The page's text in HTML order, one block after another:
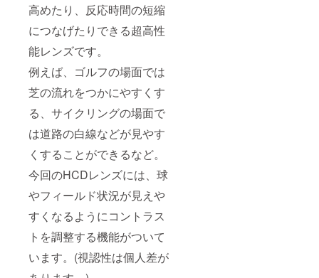
高めたり、反応時間の短縮
につなげたりできる超高性
能レンズです。
例えば、ゴルフの場面では
芝の流れをつかにやすくす
る、サイクリングの場面で
は道路の白線などが見やす
くすることができるなど。
今回のHCDレンズには、球
やフィールド状況が見えや
すくなるようにコントラス
トを調整する機能がついて
います。(視認性は個人差が